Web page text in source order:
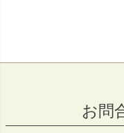
お問